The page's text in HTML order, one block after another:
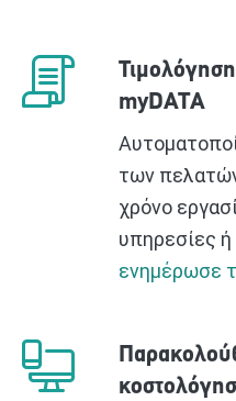
myDATA
των
χρόνο
υπηρεσίες ή
ενημέρωσε